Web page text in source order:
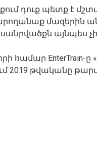
դուք պետք է
մազերին
այնպես չի
համար
2019 թվականը